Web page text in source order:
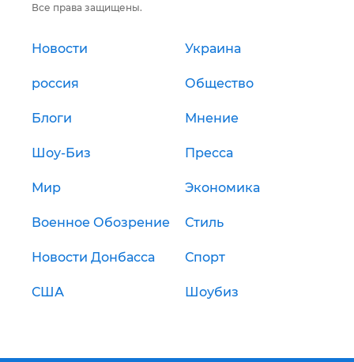
Все права защищены.
Новости Украина
россия Общество
Блоги Мнение
Шоу-Биз Пресса
Мир Экономика
Военное Обозрение Стиль
Новости Донбасса Спорт
США Шоубиз